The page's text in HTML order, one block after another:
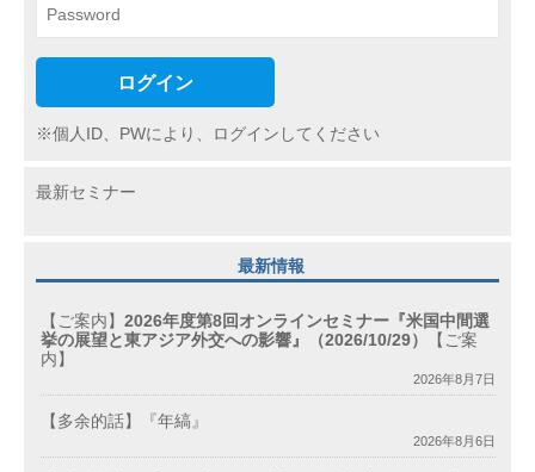
ログイン
※個人ID、PWにより、ログインしてください
最新セミナー
最新情報
【ご案内】 2026年度第8回オンラインセミナー『米国中間選
挙の展望と東アジア外交への影響』（2026/10/29）
【ご案
内】
2026年8月7日
【多余的話】『年縞』
2026年8月6日